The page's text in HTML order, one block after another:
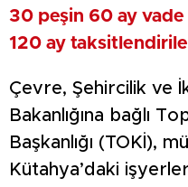
30 peşin 60 ay
120 ay
Çevre, Şehircilik ve
Bakanlığına bağlı
Başkanlığı (TOKİ),
Kütahya’daki